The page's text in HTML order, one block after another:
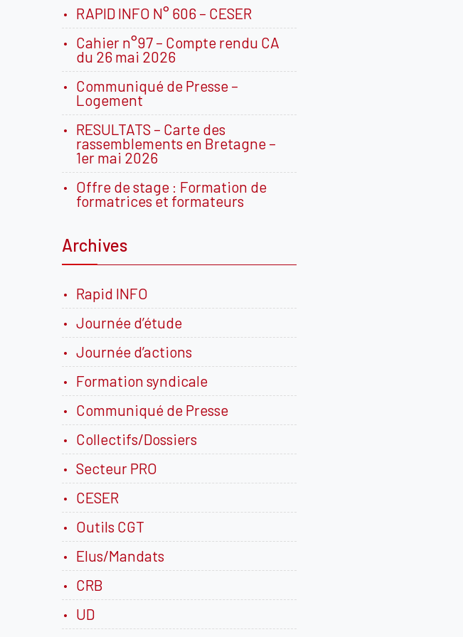
RAPID INFO N° 606 – CESER
Cahier n°97 – Compte rendu CA
du 26 mai 2026
Communiqué de Presse –
Logement
RESULTATS – Carte des
rassemblements en Bretagne –
1er mai 2026
Offre de stage : Formation de
formatrices et formateurs
Archives
Rapid INFO
Journée d’étude
Journée d’actions
Formation syndicale
Communiqué de Presse
Collectifs/Dossiers
Secteur PRO
CESER
Outils CGT
Elus/Mandats
CRB
UD